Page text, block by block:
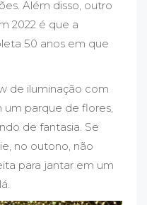
Além disso, outro
2022 é que a
50 anos em que
de iluminação com
parque de flores,
de fantasia. Se
no outono, não
para jantar em um